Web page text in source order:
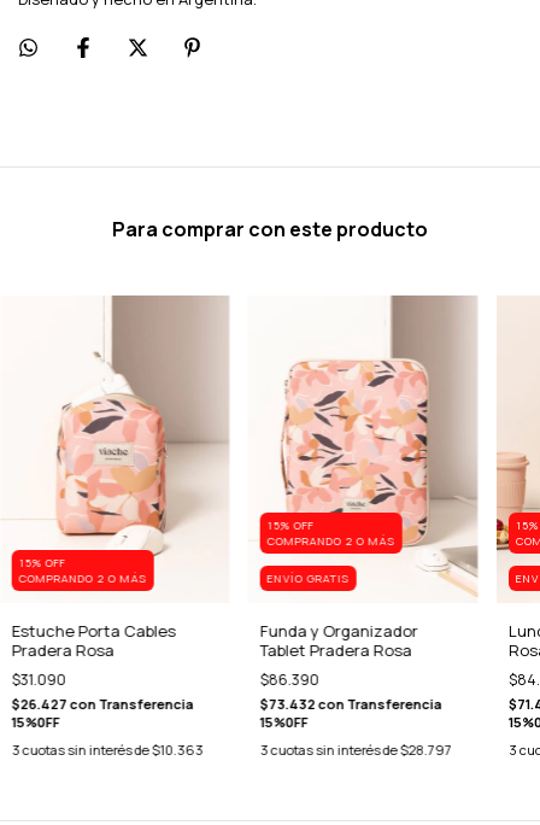
Para comprar con este producto
15% OFF
COMPRANDO 2 O MÁS
Estuche Porta Cables
Pradera Rosa
$31.090
$26.427 con Transferencia
15%0FF
3cuotas sin interés de$10.363
15% OFF
COMPRANDO 2 O MÁS
ENVÍO GRATIS
Funda y Organizador
Tablet Pradera Rosa
$86.390
$73.432 con Transferencia
15%0FF
3cuotas sin interés de$28.797
3